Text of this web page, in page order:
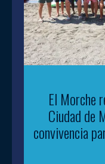
El Morche
Ciudad de
convivencia